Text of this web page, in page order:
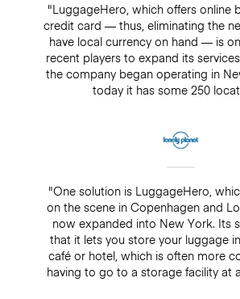
"LuggageHero, which offers online
credit card — thus, eliminating the
have local currency on hand — is
recent players to expand its
the company began operating in
today it has some 250
"One solution is LuggageHero,
on the scene in Copenhagen and
now expanded into New York. Its
that it lets you store your luggage
café or hotel, which is often more
having to go to a storage facility at